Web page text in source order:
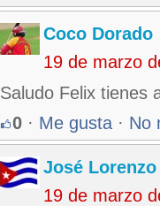
Coco Dorado
19 de marzo
Saludo Felix tienes
0 · Me gusta · No
José
19 de marzo